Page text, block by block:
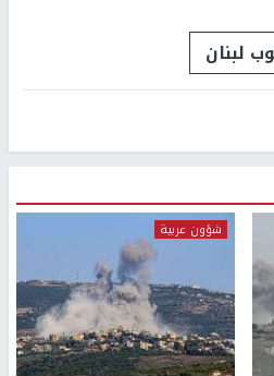
لبنان
شؤون عربية